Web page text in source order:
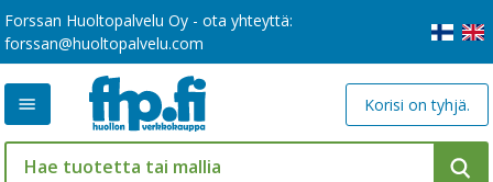
Forssan Huoltopalvelu Oy - ota yhteyttä:
forssan@huoltopalvelu.com
Korisi on tyhjä.